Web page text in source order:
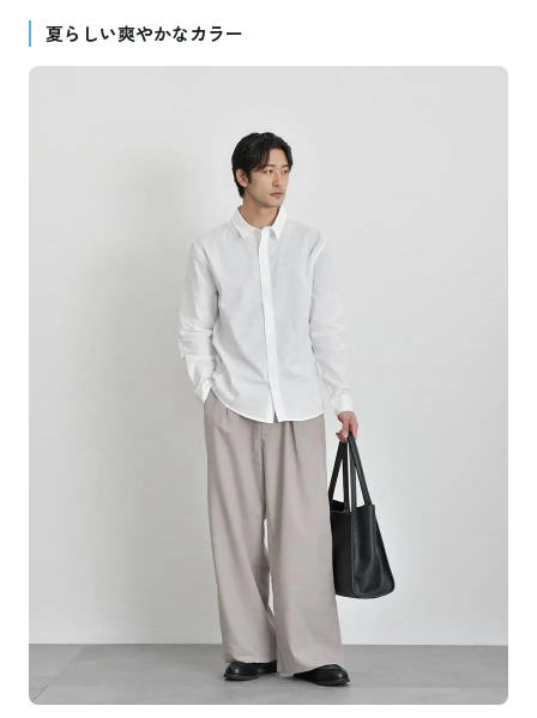
夏らしい爽やかなカラー